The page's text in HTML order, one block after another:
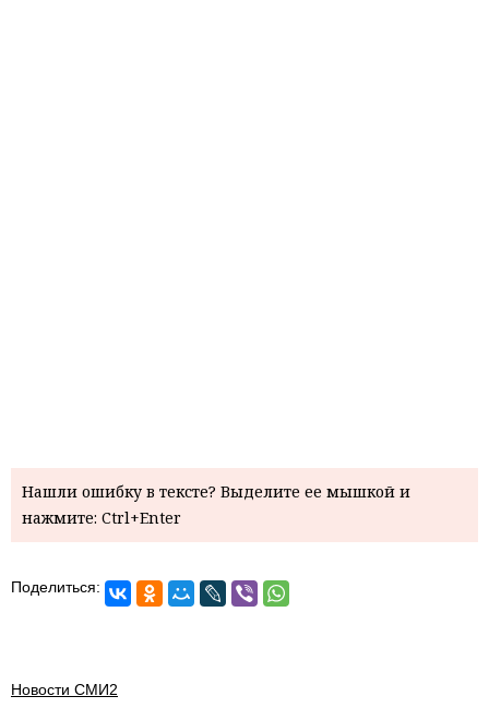
Нашли ошибку в тексте? Выделите ее мышкой и
нажмите: Ctrl+Enter
Поделиться:
Новости СМИ2